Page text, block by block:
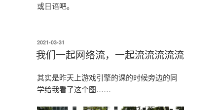
或日语吧。
发
布
于
2021-03-31
我们一起网络流，一起流流流流流
其实是昨天上游戏引擎的课的时候旁边的同
学给我看了这个图……